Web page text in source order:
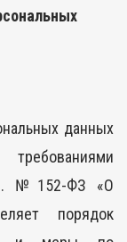
данных
№152-ФЗ «О
порядок